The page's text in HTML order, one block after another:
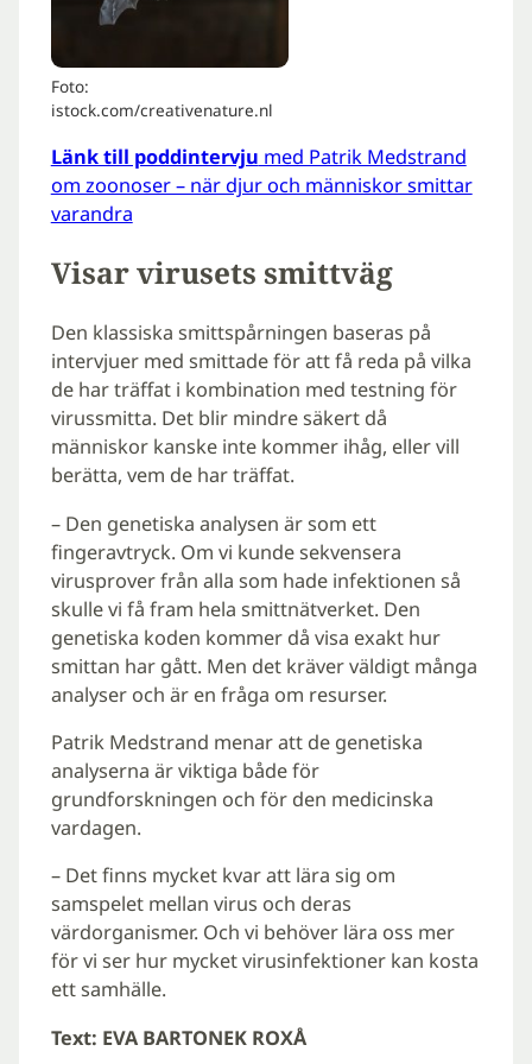
Foto:
istock.com/creativenature.nl
Länk till poddintervju med Patrik Medstrand
om zoonoser – när djur och människor smittar
varandra
Visar virusets smittväg
Den klassiska smittspårningen baseras på
intervjuer med smittade för att få reda på vilka
de har träffat i kombination med testning för
virussmitta. Det blir mindre säkert då
människor kanske inte kommer ihåg, eller vill
berätta, vem de har träffat.
– Den genetiska analysen är som ett
fingeravtryck. Om vi kunde sekvensera
virusprover från alla som hade infektionen så
skulle vi få fram hela smittnätverket. Den
genetiska koden kommer då visa exakt hur
smittan har gått. Men det kräver väldigt många
analyser och är en fråga om resurser.
Patrik Medstrand menar att de genetiska
analyserna är viktiga både för
grundforskningen och för den medicinska
vardagen.
– Det finns mycket kvar att lära sig om
samspelet mellan virus och deras
värdorganismer. Och vi behöver lära oss mer
för vi ser hur mycket virusinfektioner kan kosta
ett samhälle.
Text: EVA BARTONEK ROXÅ